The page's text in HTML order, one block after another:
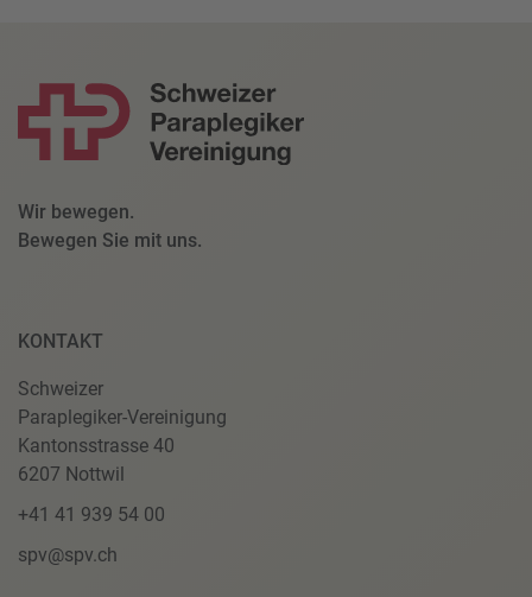
Wir bewegen.
Bewegen Sie mit uns.
KONTAKT
Schweizer
Paraplegiker-Vereinigung
Kantonsstrasse 40
6207 Nottwil
+41 41 939 54 00
spv@spv.ch